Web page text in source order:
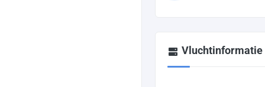
Vluchtinformatie